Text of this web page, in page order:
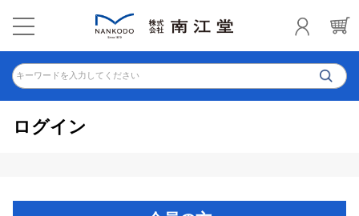
キーワードを入力してください
ログイン